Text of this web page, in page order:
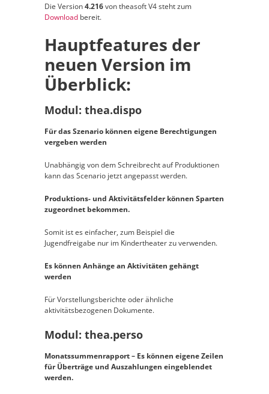
Die Version4.216von theasoft V4 steht zum
Download bereit.
Hauptfeatures der
neuen Version im
Überblick:
Modul: thea.dispo
Für das Szenario können eigene Berechtigungen
vergeben werden
Unabhängig von dem Schreibrecht auf Produktionen
kann das Scenario jetzt angepasst werden.
Produktions- und Aktivitätsfelder können Sparten
zugeordnet bekommen.
Somit ist es einfacher, zum Beispiel die
Jugendfreigabe nur im Kindertheater zu verwenden.
Es können Anhänge an Aktivitäten gehängt
werden
Für Vorstellungsberichte oder ähnliche
aktivitätsbezogenen Dokumente.
Modul: thea.perso
Monatssummenrapport – Es können eigene Zeilen
für Überträge und Auszahlungen eingeblendet
werden.